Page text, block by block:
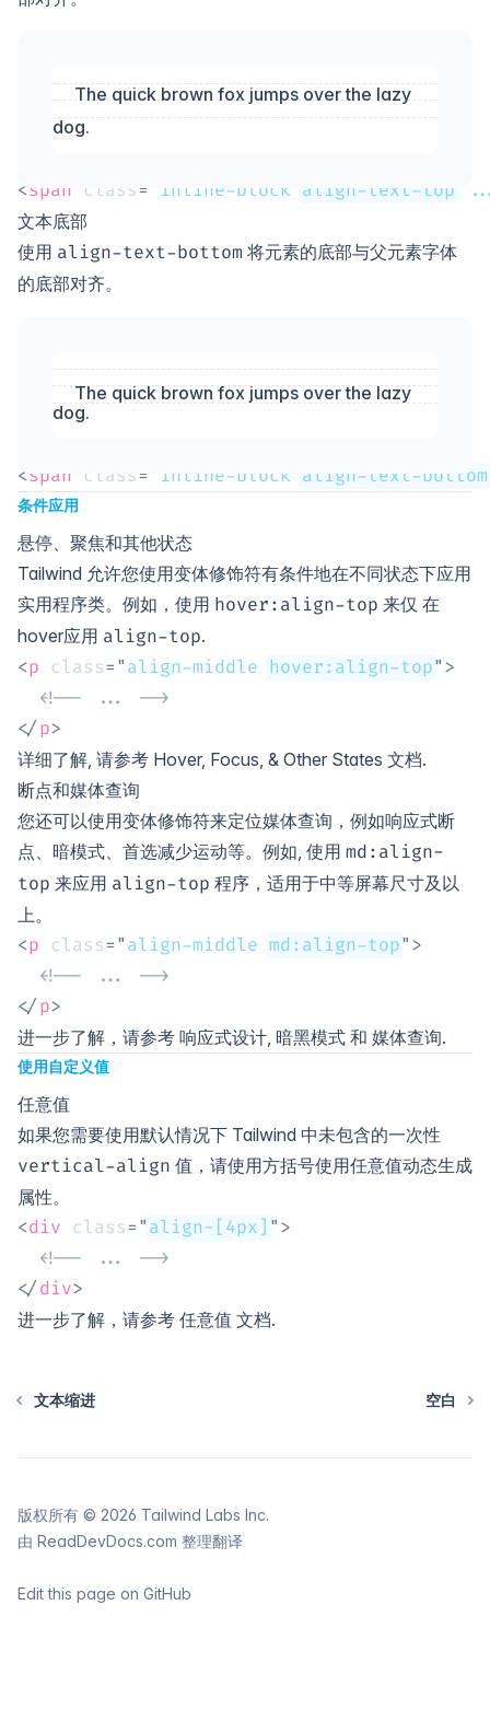
The quick brown fox jumps over the lazy
dog.
<span class= inline-block align-text-top
文本底部
使用 align-text-bottom 将元素的底部与父元素字体
的底部对齐。
The quick brown fox jumps over the lazy
dog.
<span class= inline-block align-text-bottom
条件应用
悬停、聚焦和其他状态
Tailwind 允许您使用变体修饰符有条件地在不同状态下应用
实用程序类。例如，使用 hover : align-top 来仅 在
hover应用 align-top.
<p class= " align-middle hover:align-top" >
<!-- ... -->
</ p>
详细了解, 请参考 Hover, Focus, & Other States 文档.
断点和媒体查询
您还可以使用变体修饰符来定位媒体查询，例如响应式断
点、暗模式、首选减少运动等。例如, 使用 md: align-
top 来应用 align-top 程序，适用于中等屏幕尺寸及以
上。
<p class= " align-middle md:align-top" >
<!-- ... -->
</ p>
进一步了解，请参考 响应式设计, 暗黑模式 和 媒体查询.
使用自定义值
任意值
如果您需要使用默认情况下 Tailwind 中未包含的一次性
vertical-align 值，请使用方括号使用任意值动态生成
属性。
<div class= " align-[4px] " >
<!-- ... -->
</ div>
进一步了解，请参考 任意值 文档.
文本缩进 空白
版权所有 © 2026 Tailwind Labs Inc.
由 ReadDevDocs.com 整理翻译
Edit this page on GitHub